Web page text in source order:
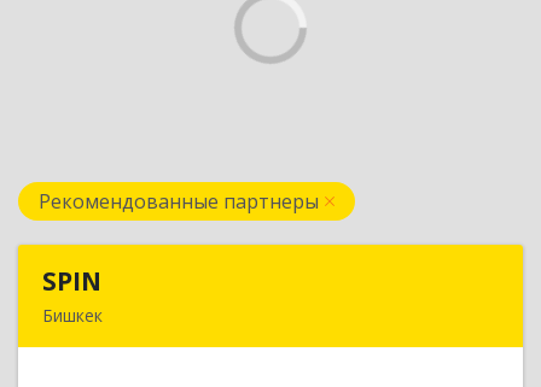
Рекомендованные партнеры
SPIN
Бишкек